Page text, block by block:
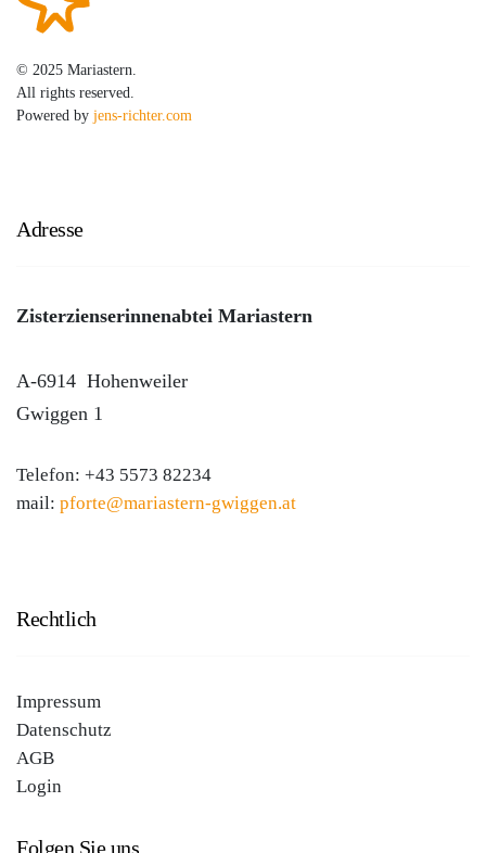
© 2025 Mariastern.
All rights reserved.
Powered by jens-richter.com
Adresse
Zisterzienserinnenabtei Mariastern
A-6914 Hohenweiler
Gwiggen 1
Telefon: +43 5573 82234
mail: pforte@mariastern-gwiggen.at
Rechtlich
Impressum
Datenschutz
AGB
Login
Folgen Sie uns